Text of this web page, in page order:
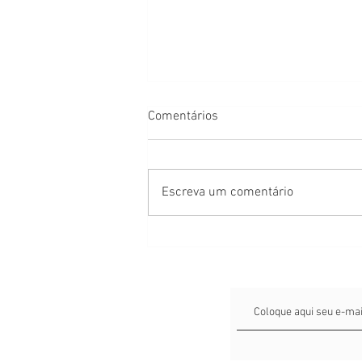
Comentários
Escreva um comentário